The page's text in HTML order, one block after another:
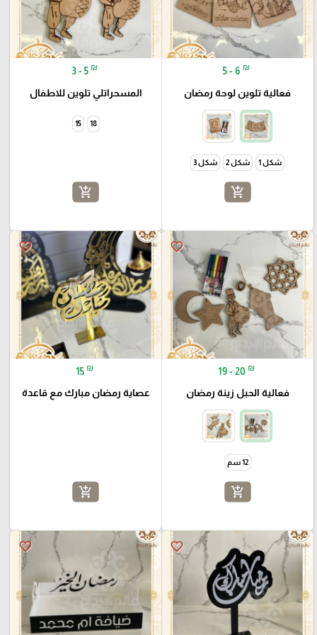
5 - 6 ₪
فعالية تلوين لوحة رمضان
شكل 1 شكل 2 شكل 3
add_shopping_cart
3 - 5 ₪
المسحراتلي تلوين للاطفال
18
15
add_shopping_cart
favorite_border
19 - 20 ₪
فعالية الحبل زينة رمضان
12 سم
add_shopping_cart
favorite_border
15 ₪
عصاية رمضان مبارك مع قاعدة
add_shopping_cart
favorite_border
favorite_border